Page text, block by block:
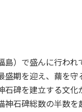
）で盛んに行われ
盛期を迎え、繭を守
石碑を建立する文化
神石碑総数の半数